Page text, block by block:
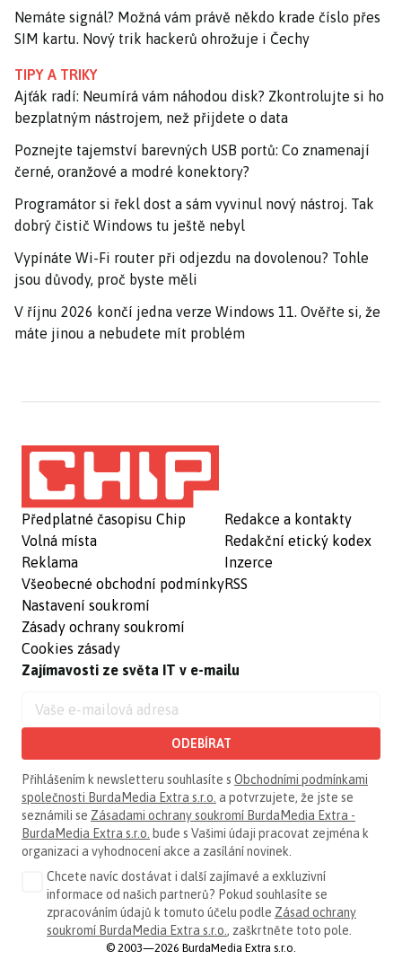
Nemáte signál? Možná vám právě někdo krade číslo přes
SIM kartu. Nový trik hackerů ohrožuje i Čechy
TIPY A TRIKY
Ajťák radí: Neumírá vám náhodou disk? Zkontrolujte si ho
bezplatným nástrojem, než přijdete o data
Poznejte tajemství barevných USB portů: Co znamenají
černé, oranžové a modré konektory?
Programátor si řekl dost a sám vyvinul nový nástroj. Tak
dobrý čistič Windows tu ještě nebyl
Vypínáte Wi-Fi router při odjezdu na dovolenou? Tohle
jsou důvody, proč byste měli
V říjnu 2026 končí jedna verze Windows 11. Ověřte si, že
máte jinou a nebudete mít problém
Předplatné časopisu Chip
Volná místa
Reklama
Všeobecné obchodní podmínky
Nastavení soukromí
Zásady ochrany soukromí
Cookies zásady
Redakce a kontakty
Redakční etický kodex
Inzerce
RSS
Zajímavosti ze světa IT v e-mailu
ODEBÍRAT
Přihlášením k newsletteru souhlasíte s Obchodními podmínkami
společnosti BurdaMedia Extra s.r.o. a potvrzujete, že jste se
seznámili se Zásadami ochrany soukromí BurdaMedia Extra -
BurdaMedia Extra s.r.o. bude s Vašimi údaji pracovat zejména k
organizaci a vyhodnocení akce a zasílání novinek.
Chcete navíc dostávat i další zajímavé a exkluzivní
informace od našich partnerů? Pokud souhlasíte se
zpracováním údajů k tomuto účelu podle Zásad ochrany
soukromí BurdaMedia Extra s.r.o., zaškrtněte toto pole.
© 2003—2026 BurdaMedia Extra s.r.o.